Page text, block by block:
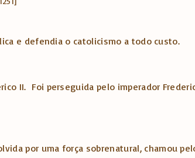
e defendia o catolicismo a todo custo.
II. Foi perseguida pelo imperador
por uma força sobrenatural, chamou